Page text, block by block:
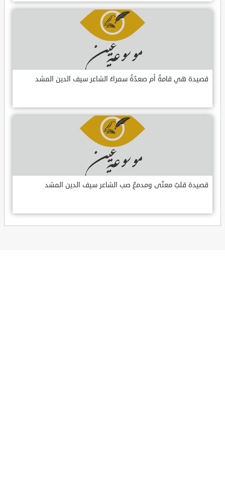
قصيدة هي قامةُ أم صعدُةُ سمراءُ الشاعر سيف الدين المشد
قصيدة قلبٌ معنّى ومدمعٌ صب الشاعر سيف الدين المشد